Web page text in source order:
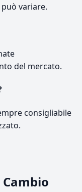
variare.
del mercato.
consigliabile